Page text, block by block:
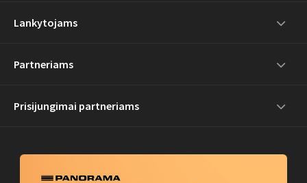
Lankytojams
Partneriams
Prisijungimai partneriams